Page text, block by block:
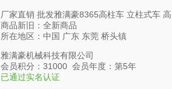
厂家直销 批发雅满豪8365高柱车 立柱式车
商品新旧：全新商品
所在地区：中国 广东 东莞 桥头镇
雅满豪机械科技有限公司
会员积分：31000 会员年度：第5年
已通过实名认证